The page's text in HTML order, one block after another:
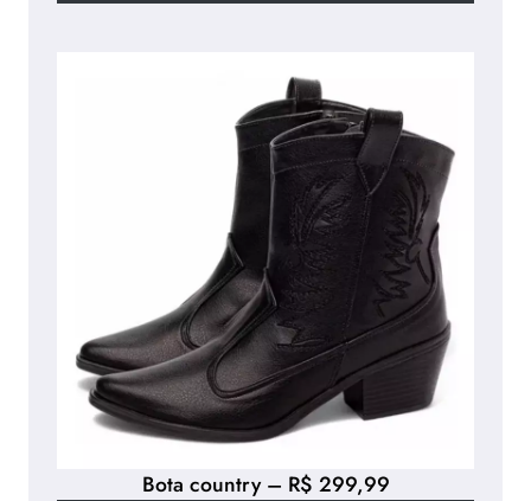
Bota country – R$ 299,99